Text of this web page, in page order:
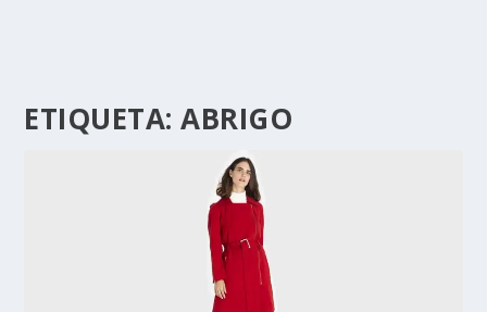
ETIQUETA:ABRIGO